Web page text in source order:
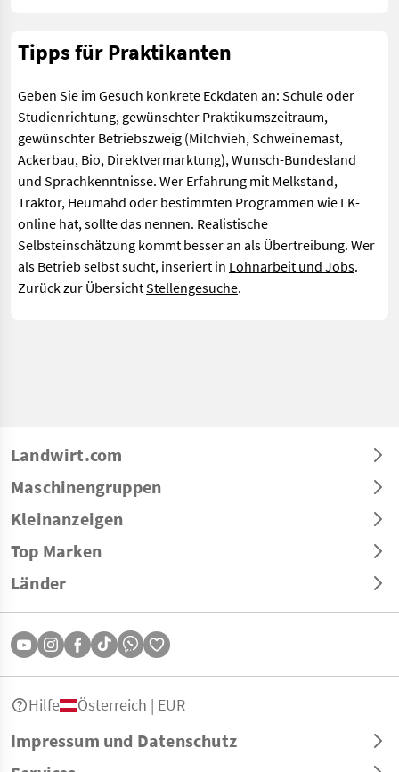
Tipps für Praktikanten
Geben Sie im Gesuch konkrete Eckdaten an: Schule oder
Studienrichtung, gewünschter Praktikumszeitraum,
gewünschter Betriebszweig (Milchvieh, Schweinemast,
Ackerbau, Bio, Direktvermarktung), Wunsch-Bundesland
und Sprachkenntnisse. Wer Erfahrung mit Melkstand,
Traktor, Heumahd oder bestimmten Programmen wie LK-
online hat, sollte das nennen. Realistische
Selbsteinschätzung kommt besser an als Übertreibung. Wer
als Betrieb selbst sucht, inseriert in Lohnarbeit und Jobs.
Zurück zur ÜbersichtStellengesuche.
Landwirt.com
Maschinengruppen
Kleinanzeigen
Top Marken
Länder
Impressum und Datenschutz
Hilfe Österreich | EUR